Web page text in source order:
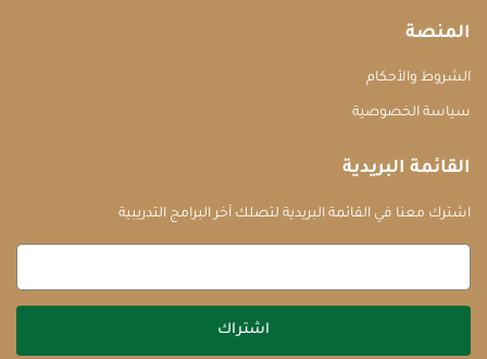
المنصة
الشروط والأحكام
سياسة الخصوصية
القائمة البريدية
اشترك معنا في القائمة البريدية لتصلك آخر البرامج التدريبية
اشتراك